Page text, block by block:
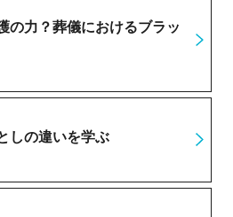
の力？葬儀におけるブラッ
しの違いを学ぶ